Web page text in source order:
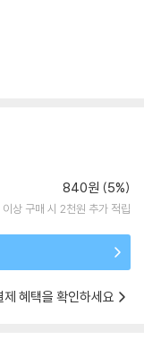
840원 (5%)
상 구매 시 2천원 추가 적립
혜택을 확인하세요